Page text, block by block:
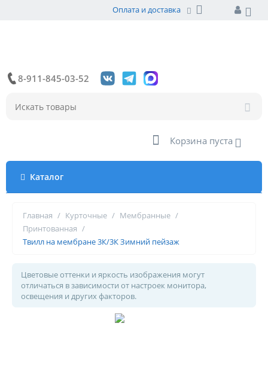
Оплата и доставка
8-911-845-03-52
Корзина пуста
Каталог
Главная / Курточные / Мембранные /
Принтованная /
Твилл на мембране 3К/3К Зимний пейзаж
Цветовые оттенки и яркость изображения могут
отличаться в зависимости от настроек монитора,
освещения и других факторов.